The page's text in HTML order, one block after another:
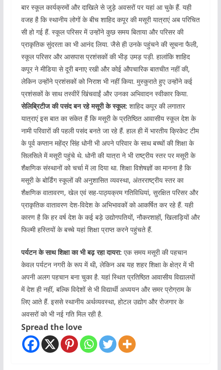
बार स्कूल कार्यक्रमों और दाखिले से जुड़े अवसरों पर यहां आ चुके हैं. यही
वजह है कि स्थानीय लोगों के बीच शाहिद कपूर की मसूरी यात्राएं अब परिचित
सी हो गई हैं. स्कूल परिसर में उन्होंने कुछ समय बिताया और परिसर की
प्राकृतिक सुंदरता का भी आनंद लिया. जैसे ही उनके पहुंचने की सूचना फैली,
स्कूल परिसर और आसपास प्रशंसकों की भीड़ उमड़ पड़ी. हालांकि शाहिद
कपूर ने मीडिया से दूरी बनाए रखी और कोई औपचारिक बातचीत नहीं की,
लेकिन उन्होंने प्रशंसकों को निराश भी नहीं किया. मुस्कुराते हुए उन्होंने कई
प्रशंसकों के साथ तस्वीरें खिंचवाईं और उनका अभिवादन स्वीकार किया.
सेलिब्रिटीज की पसंद बन रहे मसूरी के स्कूल: शाहिद कपूर की लगातार
यात्राएं इस बात का संकेत हैं कि मसूरी के प्रतिष्ठित आवासीय स्कूल देश के
नामी परिवारों की पहली पसंद बनते जा रहे हैं. हाल ही में भारतीय क्रिकेट टीम
के पूर्व कप्तान महेंद्र सिंह धोनी भी अपने परिवार के साथ बच्चों की शिक्षा के
सिलसिले में मसूरी पहुंचे थे. धोनी की यात्रा ने भी राष्ट्रीय स्तर पर मसूरी के
शैक्षणिक संस्थानों को चर्चा में ला दिया था. शिक्षा विशेषज्ञों का मानना है कि
मसूरी के बोर्डिंग स्कूलों की अनुशासित व्यवस्था, अंतरराष्ट्रीय स्तर का
शैक्षणिक वातावरण, खेल एवं सह-पाठ्यक्रम गतिविधियां, सुरक्षित परिसर और
प्राकृतिक वातावरण देश-विदेश के अभिभावकों को आकर्षित कर रहे हैं. यही
कारण है कि हर वर्ष देश के कई बड़े उद्योगपतियों, नौकरशाहों, खिलाड़ियों और
फिल्मी हस्तियों के बच्चे यहां शिक्षा प्राप्त करने पहुंचते हैं.
पर्यटन के साथ शिक्षा का भी बढ़ रहा दायरा: एक समय मसूरी की पहचान
केवल पर्यटन नगरी के रूप में थी, लेकिन अब यह शहर शिक्षा के क्षेत्र में भी
अपनी अलग पहचान बना चुका है. यहां स्थित प्रतिष्ठित आवासीय विद्यालयों
में देश ही नहीं, बल्कि विदेशों से भी विद्यार्थी अध्ययन और समर प्रोग्राम के
लिए आते हैं. इससे स्थानीय अर्थव्यवस्था, होटल उद्योग और रोजगार के
अवसरों को भी नई गति मिल रही है.
Spread the love